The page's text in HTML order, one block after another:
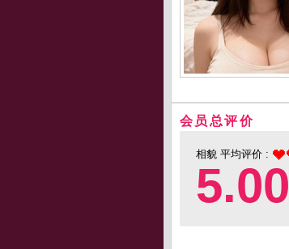
会员总评价
相貌 平均评价 :
5.00